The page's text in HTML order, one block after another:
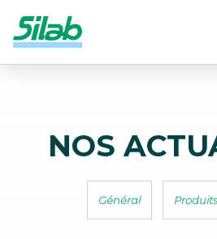
NOS
Général Produits